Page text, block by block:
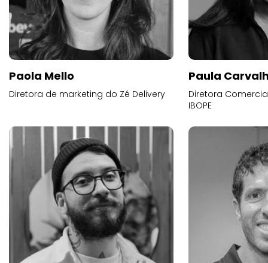
Paola Mello
Diretora de marketing do Zé Delivery
Paula
Diretora
IBOPE